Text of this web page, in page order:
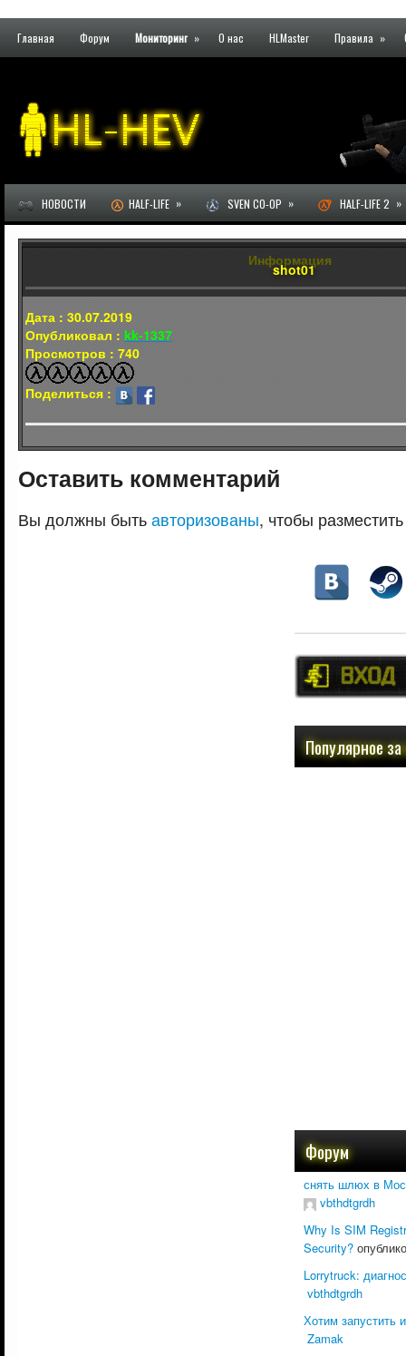
Главная Форум Мониторинг » О нас HLMaster Правила »
НОВОСТИ HALF-LIFE » SVEN CO-OP » HALF-LIFE 2 »
shot01
Информация
Дата : 30.07.2019
Опубликовал : kk-1337
Просмотров : 740
Поделиться :
Оставить комментарий
Вы должны бытьавторизованы, чтобы
Популярное
Форум
снять шлюх в
vbthdtgrdh
Why Is SIM
Security?
Lorrytruck:
vbthdtgrdh
Хотим запустить
Zamak